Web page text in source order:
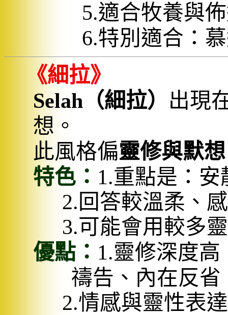
5.適合牧養與
6.特別適合：
《細拉》
Selah（細拉） 出現
想。
此風格偏靈修與默想
特色： 1.重點是：安
2.回答較溫柔、
3.可能會用較多
優點： 1.靈修深度
禱告、內在反省
2.情感與靈性表